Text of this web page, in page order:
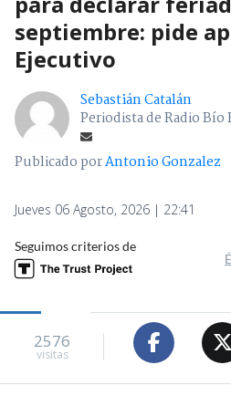
septiembre: pide
Ejecutivo
Sebastián Catalán
Periodista de Radio Bío
Publicado porAntonio Gonzalez
Jueves 06 Agosto, 2026 | 22:41
Seguimos criterios de
2576
visitas